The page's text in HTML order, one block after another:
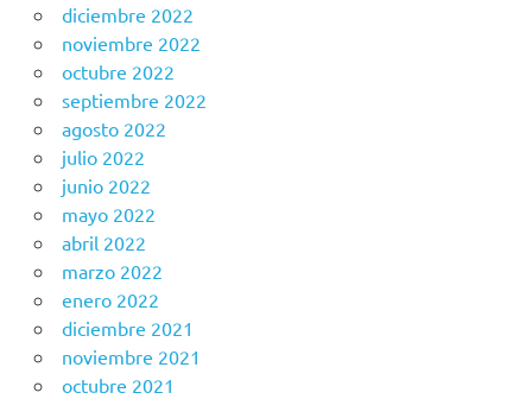
diciembre 2022
noviembre 2022
octubre 2022
septiembre 2022
agosto 2022
julio 2022
junio 2022
mayo 2022
abril 2022
marzo 2022
enero 2022
diciembre 2021
noviembre 2021
octubre 2021